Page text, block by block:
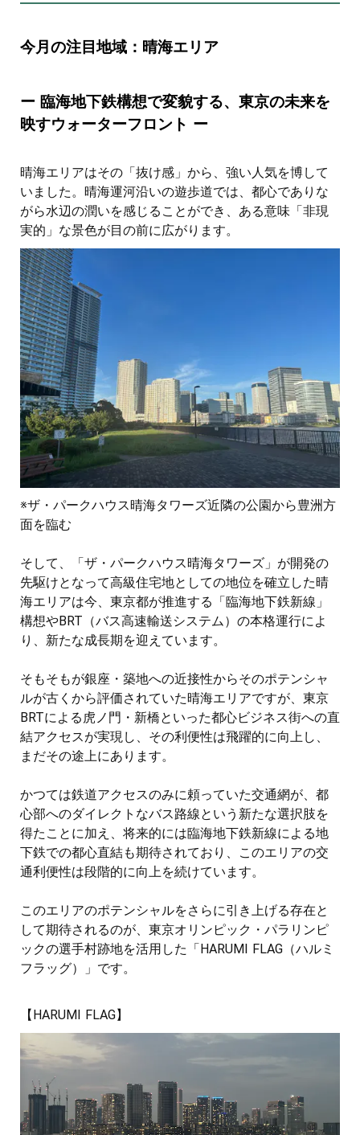
今月の注目地域：晴海エリア
ー 臨海地下鉄構想で変貌する、東京の未来を
映すウォーターフロント ー
晴海エリアはその「抜け感」から、強い人気を博して
いました。晴海運河沿いの遊歩道では、都心でありな
がら水辺の潤いを感じることができ、ある意味「非現
実的」な景色が目の前に広がります。
※ザ・パークハウス晴海タワーズ近隣の公園から豊洲方
面を臨む
そして、「ザ・パークハウス晴海タワーズ」が開発の
先駆けとなって高級住宅地としての地位を確立した晴
海エリアは今、東京都が推進する「臨海地下鉄新線」
構想やBRT（バス高速輸送システム）の本格運行によ
り、新たな成長期を迎えています。
そもそもが銀座・築地への近接性からそのポテンシャ
ルが古くから評価されていた晴海エリアですが、東京
BRTによる虎ノ門・新橋といった都心ビジネス街への直
結アクセスが実現し、その利便性は飛躍的に向上し、
まだその途上にあります。
かつては鉄道アクセスのみに頼っていた交通網が、都
心部へのダイレクトなバス路線という新たな選択肢を
得たことに加え、将来的には臨海地下鉄新線による地
下鉄での都心直結も期待されており、このエリアの交
通利便性は段階的に向上を続けています。
このエリアのポテンシャルをさらに引き上げる存在と
して期待されるのが、東京オリンピック・パラリンピ
ックの選手村跡地を活用した「HARUMI FLAG（ハルミ
フラッグ）」です。
【HARUMI FLAG】